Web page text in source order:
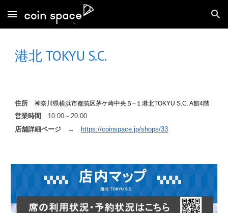
Skip to main content Skip to navigation
港北 TOKYU S.C.
住所神奈川県横浜市都筑区茅ケ崎中央５−１港北TOKYU S.C. A館4階
営業時間 10:00～20:00
店舗詳細ページ
→ https://coinspace.jp/shops/33